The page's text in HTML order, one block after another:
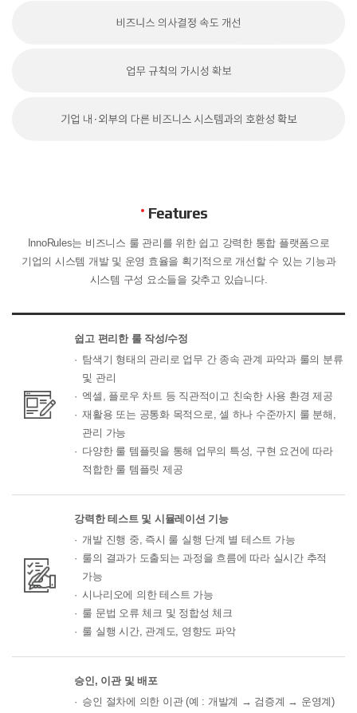
Features
InnoRules는 비즈니스 룰 관리를 위한 쉽고 강력한 통합 플랫폼으로
기업의 시스템 개발 및 운영 효율을 획기적으로 개선할 수 있는 기능과
시스템 구성 요소들을 갖추고 있습니다.
쉽고 편리한 룰 작성/수정
탐색기 형태의 관리로 업무 간 종속 관계 파악과 룰의 분류
및 관리
엑셀, 플로우 차트 등 직관적이고 친숙한 사용 환경 제공
재활용 또는 공통화 목적으로, 셀 하나 수준까지 룰 분해,
관리 가능
다양한 룰 템플릿을 통해 업무의 특성, 구현 요건에 따라
적합한 룰 템플릿 제공
강력한 테스트 및 시뮬레이션 기능
개발 진행 중, 즉시 룰 실행 단계 별 테스트 가능
룰의 결과가 도출되는 과정을 흐름에 따라 실시간 추적
가능
시나리오에 의한 테스트 가능
룰 문법 오류 체크 및 정합성 체크
룰 실행 시간, 관계도, 영향도 파악
승인, 이관 및 배포
승인 절차에 의한 이관 (예 : 개발계 → 검증계 → 운영계)